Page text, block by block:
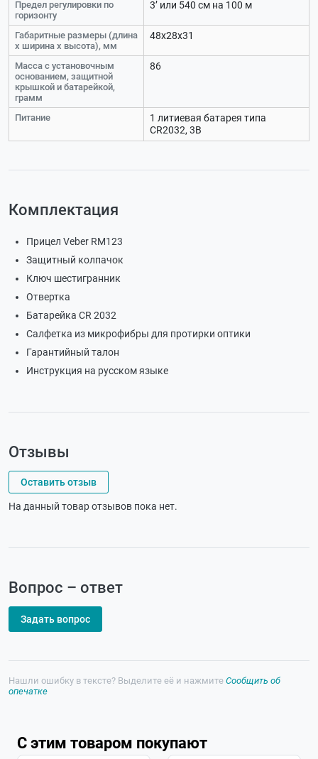
Предел регулировки по
горизонту
3’ или 540 см на 100 м
Габаритные размеры (длина
x ширина x высота), мм
48х28х31
Масса с установочным
основанием, защитной
крышкой и батарейкой,
грамм
86
Питание
1 литиевая батарея типа
CR2032, 3В
Комплектация
Прицел Veber RM123
Защитный колпачок
Ключ шестигранник
Отвертка
Батарейка CR 2032
Салфетка из микрофибры для протирки оптики
Гарантийный талон
Инструкция на русском языке
Отзывы
Оставить отзыв
На данный товар отзывов пока нет.
Вопрос – ответ
Задать вопрос
Нашли ошибку в тексте? Выделите её и нажмите Сообщить об
опечатке
С этим товаром покупают